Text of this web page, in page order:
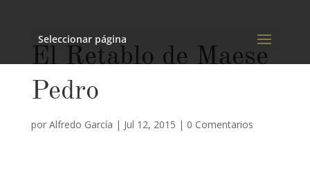
Seleccionar página
El Retablo de Maese
Pedro
por Alfredo García | Jul 12, 2015 | 0 Comentarios